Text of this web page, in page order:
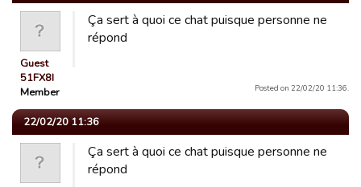
Guest
51FX8I
Member
Ça sert à quoi ce chat puisque personne ne
répond
Posted on 22/02/20 11:36.
22/02/20 11:36
Ça sert à quoi ce chat puisque personne ne
répond